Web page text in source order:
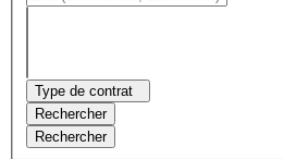
Type de contrat
Rechercher
Rechercher